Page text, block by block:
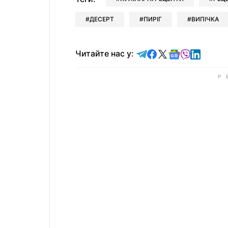
ДЕСЕРТ ПИРІГ ВИПІЧКА
Читайте нас у: Читайте у Telegram
Читайте у
Читайте у X
Читайте у
Читайте